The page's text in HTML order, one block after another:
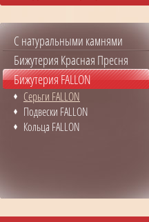
С натуральными камнями
Бижутерия Красная Пресня
Бижутерия FALLON
Серьги FALLON
Подвески FALLON
Кольца FALLON